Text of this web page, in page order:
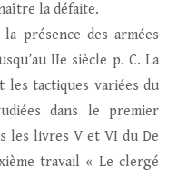
la défaite.
présence des armées
IIe siècle p. C. La
les tactiques variées du
dans le premier
les livres V et VI du De
travail « Le clergé